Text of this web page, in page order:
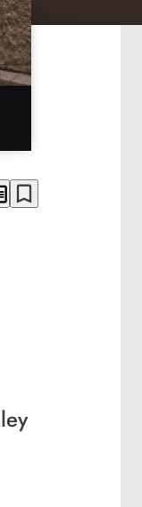
bookmark_border